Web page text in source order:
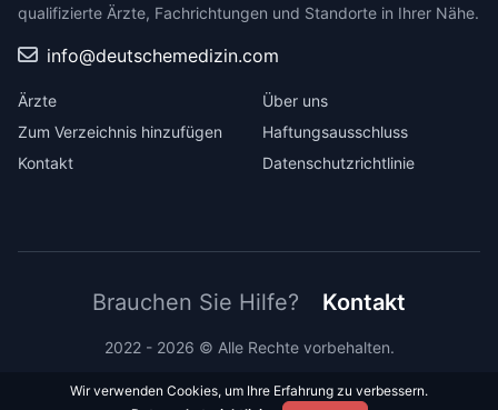
qualifizierte Ärzte, Fachrichtungen und Standorte in Ihrer Nähe.
info@deutschemedizin.com
Ärzte
Zum Verzeichnis hinzufügen
Kontakt
Über uns
Haftungsausschluss
Datenschutzrichtlinie
Brauchen Sie Hilfe? Kontakt
2022 - 2026 © Alle Rechte vorbehalten.
Wir verwenden Cookies, um Ihre Erfahrung zu verbessern.